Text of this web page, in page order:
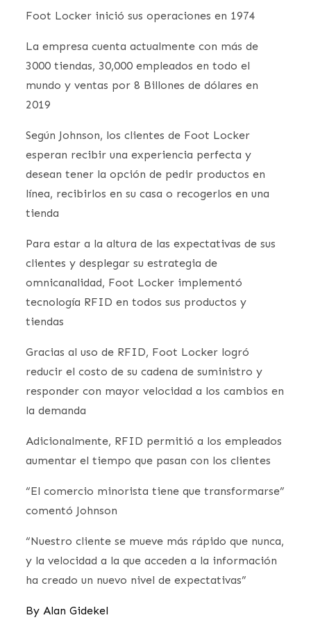
Foot Locker inició sus operaciones en 1974
La empresa cuenta actualmente con más de
3000 tiendas, 30,000 empleados en todo el
mundo y ventas por 8 Billones de dólares en
2019
Según Johnson, los clientes de Foot Locker
esperan recibir una experiencia perfecta y
desean tener la opción de pedir productos en
línea, recibirlos en su casa o recogerlos en una
tienda
Para estar a la altura de las expectativas de sus
clientes y desplegar su estrategia de
omnicanalidad, Foot Locker implementó
tecnología RFID en todos sus productos y
tiendas
Gracias al uso de RFID, Foot Locker logró
reducir el costo de su cadena de suministro y
responder con mayor velocidad a los cambios en
la demanda
Adicionalmente, RFID permitió a los empleados
aumentar el tiempo que pasan con los clientes
“El comercio minorista tiene que transformarse”
comentó Johnson
“Nuestro cliente se mueve más rápido que nunca,
y la velocidad a la que acceden a la información
ha creado un nuevo nivel de expectativas”
By Alan Gidekel